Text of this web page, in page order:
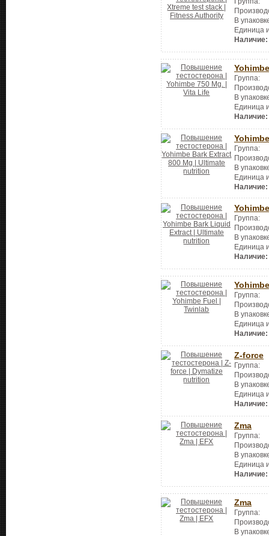
В
Единица
Наличие:
Группа:
В
Единица
Наличие:
Группа:
В
Единица
Наличие:
Группа:
В
Единица
Наличие:
Группа:
В
Единица
Наличие:
Z-force
Группа:
В
Единица
Наличие:
Zma
Группа:
В
Единица
Наличие:
Zma
Группа:
В